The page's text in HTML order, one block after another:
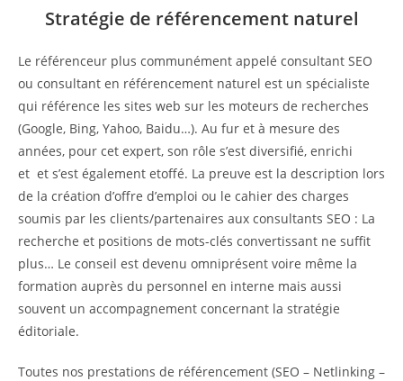
Stratégie de référencement naturel
Le référenceur plus communément appelé consultant SEO
ou consultant en référencement naturel est un spécialiste
qui référence les sites web sur les moteurs de recherches
(Google, Bing, Yahoo, Baidu…). Au fur et à mesure des
années, pour cet expert, son rôle s’est diversifié, enrichi
et et s’est également etoffé. La preuve est la description lors
de la création d’offre d’emploi ou le cahier des charges
soumis par les clients/partenaires aux consultants SEO : La
recherche et positions de mots-clés convertissant ne suffit
plus… Le conseil est devenu omniprésent voire même la
formation auprès du personnel en interne mais aussi
souvent un accompagnement concernant la stratégie
éditoriale.
Toutes nos prestations de référencement (SEO – Netlinking –